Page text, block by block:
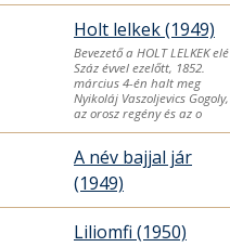
Holt lelkek (1949)
Bevezető a HOLT LELKEK elé
Száz évvel ezelőtt, 1852.
március 4-én halt meg
Nyikoláj Vaszoljevics Gogoly,
az orosz regény és az o
A név bajjal jár
(1949)
Liliomfi (1950)